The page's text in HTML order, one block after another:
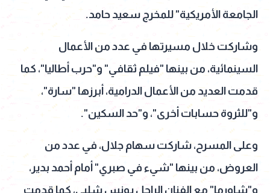
الجامعة الأمريكية" للمخرج سعيد حامد.
وشاركت خلال مسيرتها في عدد من الأعمال
السينمائية، من بينها "فيلم ثقافي" و"حرب أطاليا"، كما
قدمت العديد من الأعمال الدرامية، أبرزها "سارة"،
و"للثروة حسابات أخرى"، و"حد السكين".
وعلى المسرح، شاركت سهام جلال، في عدد من
العروض، من بينها "شيء في صبري" أمام أحمد بدير،
و"شاورما" مع الفنان الراحل يونس شلبي، كما قدمت